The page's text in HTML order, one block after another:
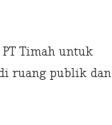
Timah untuk
ruang publik dan